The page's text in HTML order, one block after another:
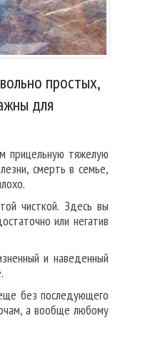
простых,
для
прицельную тяжелую
смерть в семье,
чисткой. Здесь вы
или негатив
и наведенный
без последующего
а вообще любому